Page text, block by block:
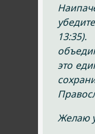
это
Желаю